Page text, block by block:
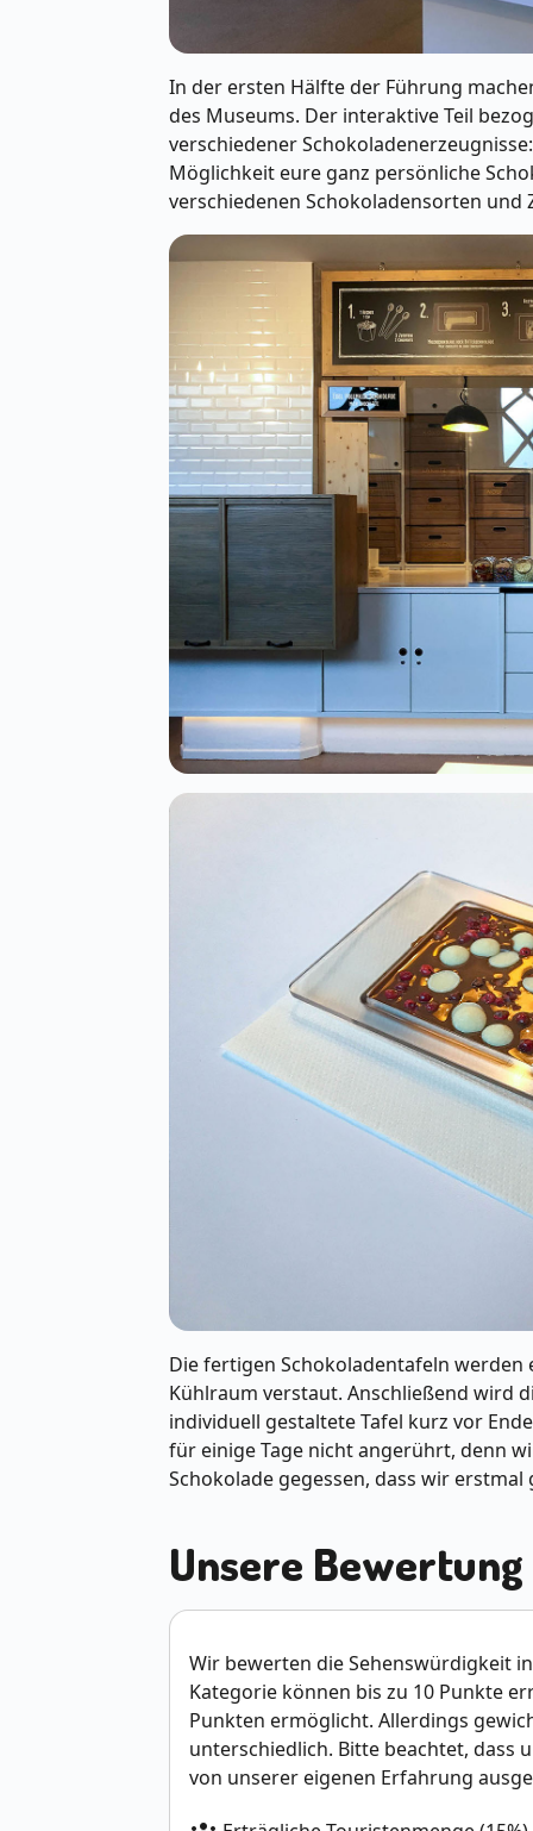
In der ersten Hälfte der Führung
des Museums. Der interaktive Teil
verschiedener
Möglichkeit eure ganz persönliche
verschiedenen Schokoladensorten und
Die fertigen Schokoladentafeln
Kühlraum verstaut. Anschließend wird
individuell gestaltete Tafel kurz vor
für einige Tage nicht angerührt, denn
Schokolade gegessen, dass wir
Unsere Bewertung
Wir bewerten die Sehenswürdigkeit
Kategorie können bis zu 10 Punkte
Punkten ermöglicht. Allerdings
unterschiedlich. Bitte beachtet, dass
von unserer eigenen Erfahrung